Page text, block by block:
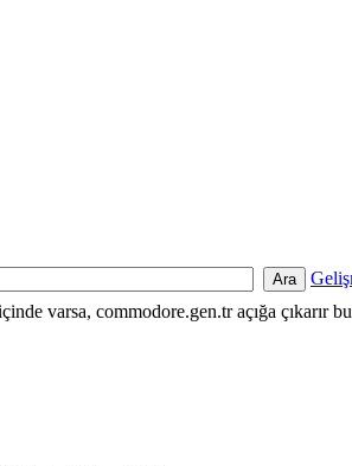
varsa, commodore.gen.tr açığa çıkarır